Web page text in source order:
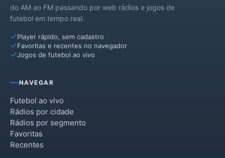
do AM ao FM passando por web rádios e jogos de
futebol em tempo real.
Player rápido, sem cadastro
Favoritas e recentes no navegador
Jogos de futebol ao vivo
NAVEGAR
Futebol ao vivo
Rádios por cidade
Rádios por segmento
Favoritas
Recentes